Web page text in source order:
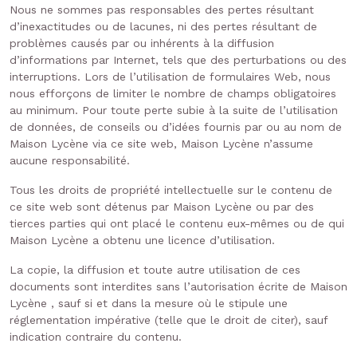
Nous ne sommes pas responsables des pertes résultant
d’inexactitudes ou de lacunes, ni des pertes résultant de
problèmes causés par ou inhérents à la diffusion
d’informations par Internet, tels que des perturbations ou des
interruptions. Lors de l’utilisation de formulaires Web, nous
nous efforçons de limiter le nombre de champs obligatoires
au minimum. Pour toute perte subie à la suite de l’utilisation
de données, de conseils ou d’idées fournis par ou au nom de
Maison Lycène via ce site web, Maison Lycène n’assume
aucune responsabilité.
Tous les droits de propriété intellectuelle sur le contenu de
ce site web sont détenus par Maison Lycène ou par des
tierces parties qui ont placé le contenu eux-mêmes ou de qui
Maison Lycène a obtenu une licence d’utilisation.
La copie, la diffusion et toute autre utilisation de ces
documents sont interdites sans l’autorisation écrite de Maison
Lycène , sauf si et dans la mesure où le stipule une
réglementation impérative (telle que le droit de citer), sauf
indication contraire du contenu.